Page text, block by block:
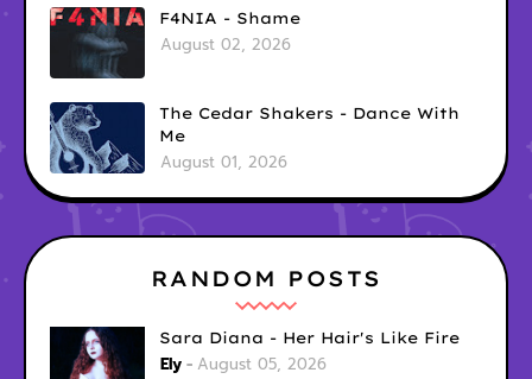
F4NIA - Shame
August 02, 2026
The Cedar Shakers - Dance With
Me
August 01, 2026
RANDOM POSTS
Sara Diana - Her Hair's Like Fire
Ely August 05, 2026